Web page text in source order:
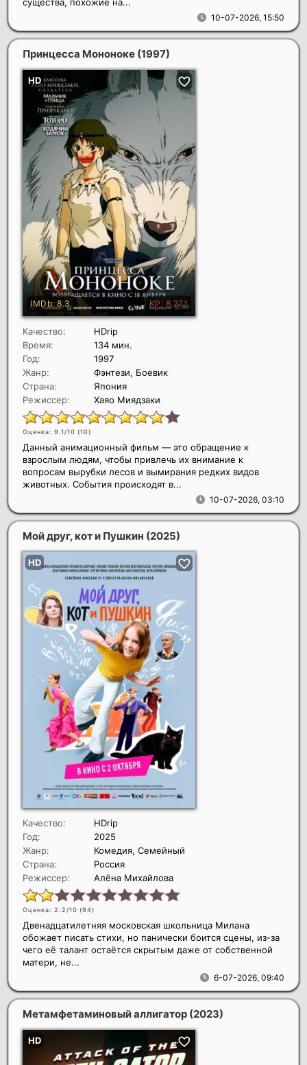
10-07-2026, 15:50
Принцесса Мононоке (1997)
Качество:
HDrip
Время:
134 мин.
Год:
1997
Жанр:
Фэнтези, Боевик
Страна:
Япония
Режиссер:
Хаяо Миядзаки
Оценка: 9.1/10 (10)
10-07-2026, 03:10
Данный анимационный фильм — это обращение к
взрослым людям, чтобы привлечь их внимание к
вопросам вырубки лесов и вымирания редких видов
животных. События происходят в...
Мой друг, кот и Пушкин (2025)
Качество:
HDrip
Год:
2025
Жанр:
Комедия, Семейный
Страна:
Россия
Режиссер:
Алёна Михайлова
Оценка: 2.2/10 (94)
6-07-2026, 09:40
Двенадцатилетняя московская школьница Милана
обожает писать стихи, но панически боится сцены, из-за
чего её талант остаётся скрытым даже от собственной
матери, не...
Метамфетаминовый аллигатор (2023)